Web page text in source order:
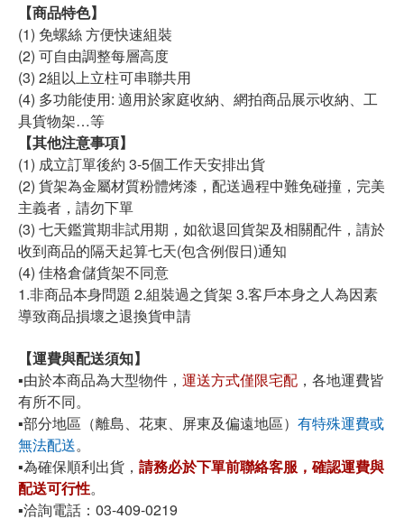
【商品特色】
(1) 免螺絲 方便快速組裝
(2) 可自由調整每層高度
(3) 2組以上立柱可串聯共用
(4) 多功能使用: 適用於家庭收納、網拍商品展示收納、工
具貨物架…等
【其他注意事項】
(1) 成立訂單後約 3-5個工作天安排出貨
(2) 貨架為金屬材質粉體烤漆，配送過程中難免碰撞，完美
主義者，請勿下單
(3) 七天鑑賞期非試用期，如欲退回貨架及相關配件，請於
收到商品的隔天起算七天(包含例假日)通知
(4) 佳格倉儲貨架不同意
1.非商品本身問題 2.組裝過之貨架 3.客戶本身之人為因素
導致商品損壞之退換貨申請
【運費與配送須知】
▪️由於本商品為大型物件， 運送方式僅限宅配 ，各地運費皆
有所不同。
▪️部分地區（離島、花東、屏東及偏遠地區） 有特殊運費或
無法配送。
▪️為確保順利出貨， 請務必於下單前聯絡客服，確認運費與
配送可行性。
▪️洽詢電話：03-409-0219